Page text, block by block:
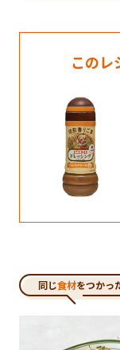
このレ
同じ食材をつかっ